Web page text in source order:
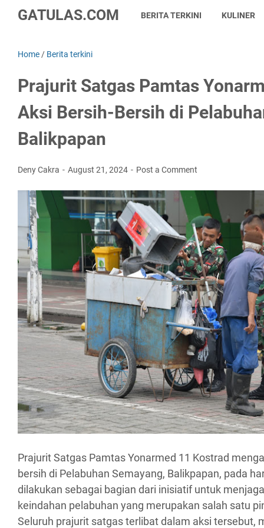
GATULAS.COM BERITA TERKINI KULINER
Home / Berita terkini
Prajurit Satgas Pamtas
Aksi Bersih-Bersih di
Balikpapan
Deny Cakra August 21, 2024 Post a Comment
Prajurit Satgas Pamtas Yonarmed 11 Kostrad
bersih di Pelabuhan Semayang, Balikpapan, pada
dilakukan sebagai bagian dari inisiatif untuk
keindahan pelabuhan yang merupakan salah satu
Seluruh prajurit satgas terlibat dalam aksi tersebut,